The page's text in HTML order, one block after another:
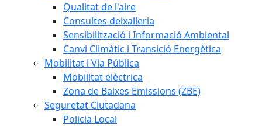
Qualitat de l'aire
Consultes deixalleria
Sensibilització i Informació Ambiental
Canvi Climàtic i Transició Energètica
Mobilitat i Via Pública
Mobilitat elèctrica
Zona de Baixes Emissions (ZBE)
Seguretat Ciutadana
Policia Local